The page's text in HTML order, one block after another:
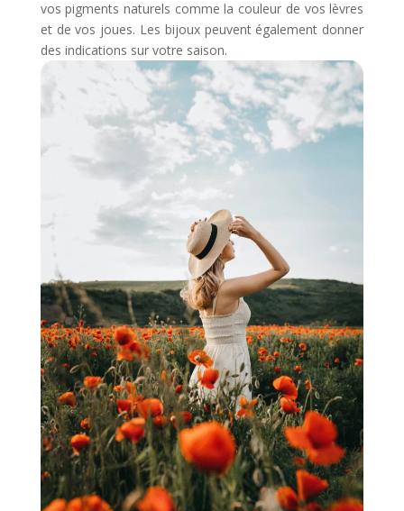
vos pigments naturels comme la couleur de vos lèvres
et de vos joues. Les bijoux peuvent également donner
des indications sur votre saison.